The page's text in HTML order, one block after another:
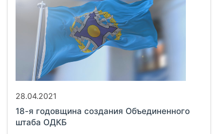
28.04.2021
18-я годовщина создания Объединенного
штаба ОДКБ